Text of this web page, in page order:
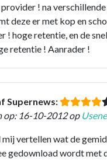
! na
deze er met kop en
! hoge retentie, en de
retentie ! Aanrader !
Supernews:
op: 16-10-2012 op
mij vertellen wat de
gedownload wordt met